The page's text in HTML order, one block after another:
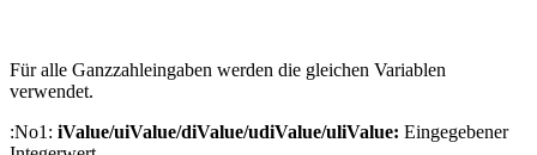
Für alle Ganzzahleingaben werden die gleichen Variablen
verwendet.
:No1: iValue/uiValue/diValue/udiValue/uliValue: Eingegebener